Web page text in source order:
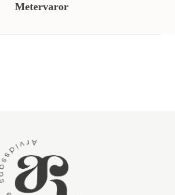
Metervaror